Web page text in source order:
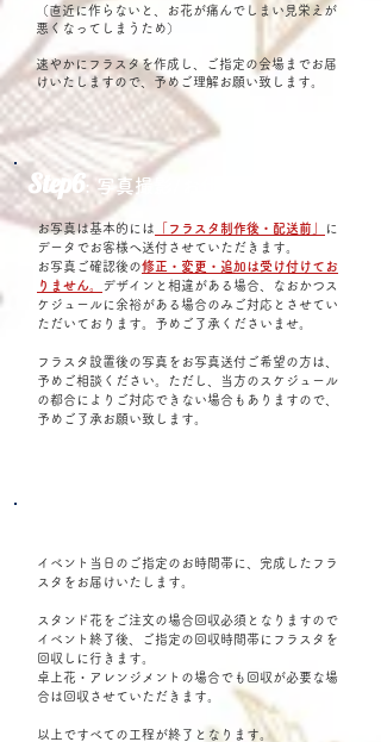
（直近に作らないと、お花が痛んでしまい見栄えが
悪くなってしまうため）
速やかにフラスタを作成し、ご指定の会場までお届
けいたしますので、予めご理解お願い致します。
Step6: 写真撮影/お仕上がりのご確認
お写真は基本的には 「フラスタ制作後・配送前」
に
データでお客様へ送付させていただきます。
お写真ご確認後の修正・変更・追加は受け付けてお
りません。 デザインと相違がある場合、なおかつス
ケジュールに余裕がある場合のみご対応とさせてい
ただいております。予めご了承くださいませ。
フラスタ設置後の写真をお写真送付ご希望の方は、
予めご相談ください。ただし、当方のスケジュール
の都合によりご対応できない場合もありますので、
予めご了承お願い致します。
イベント当日のご指定のお時間帯に、完成したフラ
スタをお届けいたします。
スタンド花をご注文の場合回収必須となりますので
イベント終了後、ご指定の回収時間帯にフラスタを
回収しに行きます。
卓上花・アレンジメントの場合でも回収が必要な場
合は回収させていただきます。
以上ですべての工程が終了となります。